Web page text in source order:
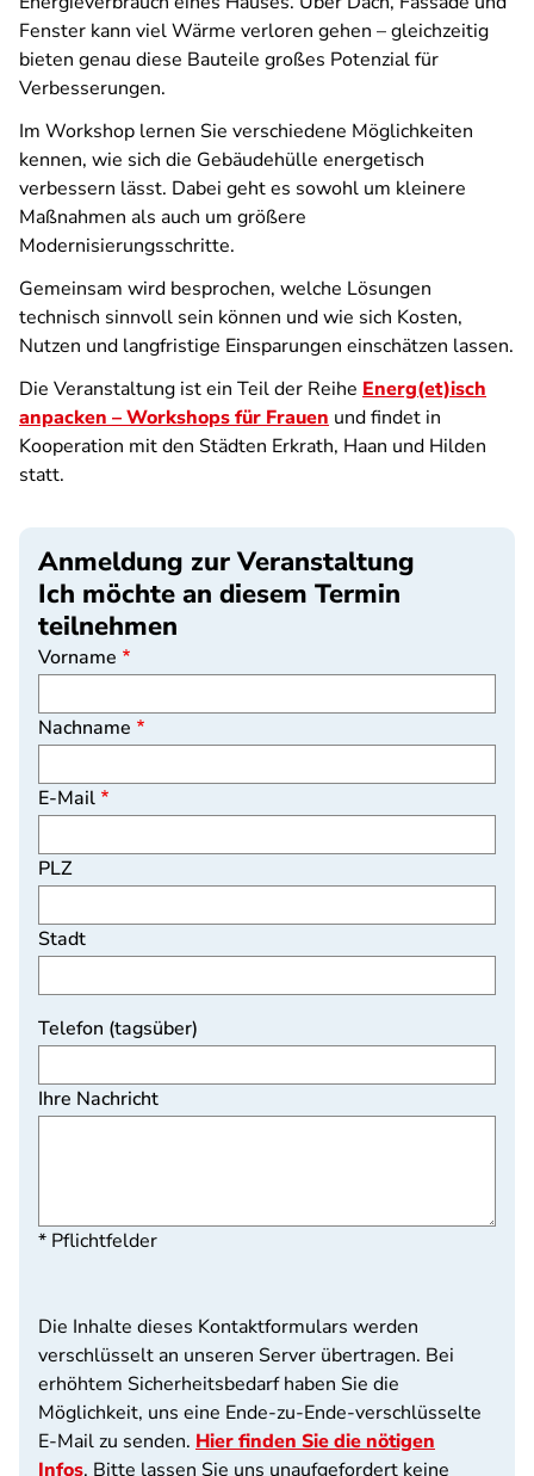
Fenster kann viel Wärme verloren gehen – gleichzeitig
bieten genau diese Bauteile großes Potenzial für
Verbesserungen.
Im Workshop lernen Sie verschiedene Möglichkeiten
kennen, wie sich die Gebäudehülle energetisch
verbessern lässt. Dabei geht es sowohl um kleinere
Maßnahmen als auch um größere
Modernisierungsschritte.
Gemeinsam wird besprochen, welche Lösungen
technisch sinnvoll sein können und wie sich Kosten,
Nutzen und langfristige Einsparungen einschätzen lassen.
Die Veranstaltung ist ein Teil der Reihe Energ(et)isch
anpacken – Workshops für Frauen und findet in
Kooperation mit den Städten Erkrath, Haan und Hilden
statt.
Anmeldung zur Veranstaltung
Ich möchte an diesem Termin
teilnehmen
Vorname
Nachname
E-Mail
PLZ
Stadt
Telefon (tagsüber)
Ihre Nachricht
* Pflichtfelder
Die Inhalte dieses Kontaktformulars werden
verschlüsselt an unseren Server übertragen. Bei
erhöhtem Sicherheitsbedarf haben Sie die
Möglichkeit, uns eine Ende-zu-Ende-verschlüsselte
E-Mail zu senden. Hier finden Sie die nötigen
Infos. Bitte lassen Sie uns unaufgefordert keine